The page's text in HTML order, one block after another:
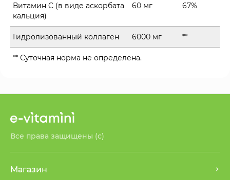
Витамин C (в виде аскорбата
кальция)
60 мг 67%
Гидролизованный коллаген 6000 мг **
** Суточная норма не определена.
Все права защищены (с)
Магазин